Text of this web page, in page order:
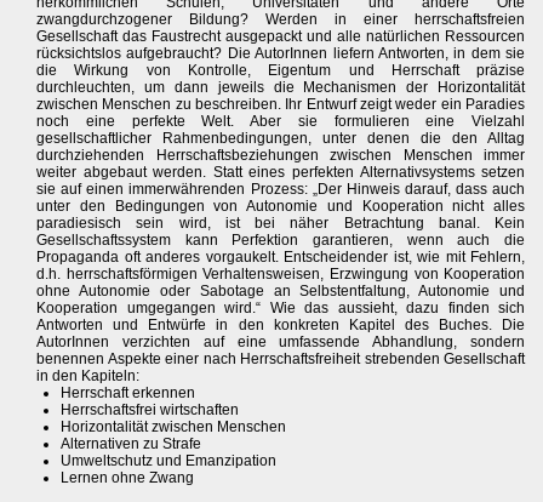
zwangdurchzogener Bildung? Werden in einer herrschaftsfreien
Gesellschaft das Faustrecht ausgepackt und alle natürlichen Ressourcen
rücksichtslos aufgebraucht? Die AutorInnen liefern Antworten, in dem sie
die Wirkung von Kontrolle, Eigentum und Herrschaft präzise
durchleuchten, um dann jeweils die Mechanismen der Horizontalität
zwischen Menschen zu beschreiben. Ihr Entwurf zeigt weder ein Paradies
noch eine perfekte Welt. Aber sie formulieren eine Vielzahl
gesellschaftlicher Rahmenbedingungen, unter denen die den Alltag
durchziehenden Herrschaftsbeziehungen zwischen Menschen immer
weiter abgebaut werden. Statt eines perfekten Alternativsystems setzen
sie auf einen immerwährenden Prozess: „Der Hinweis darauf, dass auch
unter den Bedingungen von Autonomie und Kooperation nicht alles
paradiesisch sein wird, ist bei näher Betrachtung banal. Kein
Gesellschaftssystem kann Perfektion garantieren, wenn auch die
Propaganda oft anderes vorgaukelt. Entscheidender ist, wie mit Fehlern,
d.h. herrschaftsförmigen Verhaltensweisen, Erzwingung von Kooperation
ohne Autonomie oder Sabotage an Selbstentfaltung, Autonomie und
Kooperation umgegangen wird.“ Wie das aussieht, dazu finden sich
Antworten und Entwürfe in den konkreten Kapitel des Buches. Die
AutorInnen verzichten auf eine umfassende Abhandlung, sondern
benennen Aspekte einer nach Herrschaftsfreiheit strebenden Gesellschaft
in den Kapiteln:
Herrschaft erkennen
Herrschaftsfrei wirtschaften
Horizontalität zwischen Menschen
Alternativen zu Strafe
Umweltschutz und Emanzipation
Lernen ohne Zwang